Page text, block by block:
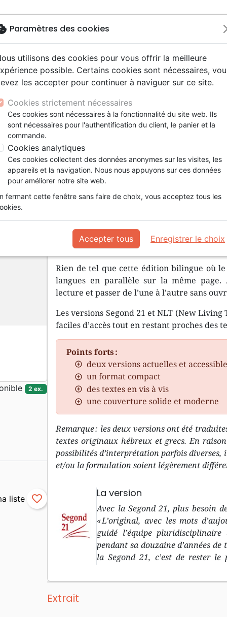
NouveautésBibles
Testaments
Etude biblique
Segond 21
Segond
NEG
Livres
Bandes dessinées
Famille, couple
Souffrance, Relation d'aide
Santé
eBooks
Couple
Découverte de la foi
Méditations
Souffrance, Relation d'aide
Psychologie
ans
Adolescents, jeunes
Bibles jeunesse
Latino, Folk
Soul
Rap, Hip-hop
Instrumental
Louange, Adoration
Hardrock, Métal
animés
conférences
Films, fiction
Documentaires, reportages
Jeux
Accessoires de Bible
Papeterie
français/anglais, Bible, Segond 21/NLT - beige et
Bilingue français/anglais,
et bleue
couverture rigide
Version :Segond 21-New Living
RéférenceSG71331
Description Détails du produit
Vous souhaitez apprendre le
Bible ?
Rien de tel que cette édition bilingue où
langues en parallèle sur la même
lecture et passer de l’une à l’autre sans
Les versions Segond 21 et NLT (New
faciles d’accès tout en restant proches des
Points forts :
deux versions actuelles et
un format compact
des textes en vis à vis
une couverture solide et moderne
Remarque : les deux versions ont été
textes originaux hébreux et grecs. En
possibilités d’interprétation parfois diverses,
et/ou la formulation soient légèrement
La version
Avec la Segond 21, plus besoin
« L’original, avec les mots
guidé l’équipe
pendant sa douzaine d’années
la Segond 21, c’est de rester
biblique dans les langues
l’Ancien Testament, et le grec
Extrait
2 ex.
favorite_border
Paramètres des cookies
utilisons des cookies pour vous offrir la meilleure
possible. Certains cookies sont nécessaires,
les accepter pour continuer à naviguer sur ce site.
Cookies strictement nécessaires
Ces cookies sont nécessaires à la fonctionnalité du site web. Ils
sont nécessaires pour l'authentification du client, le panier et la
commande.
Cookies analytiques
Ces cookies collectent des données anonymes sur les visites, les
appareils et la navigation. Nous nous appuyons sur ces données
pour améliorer notre site web.
fermant cette fenêtre sans faire de choix, vous acceptez tous les
Accepter tous Enregistrer le choix